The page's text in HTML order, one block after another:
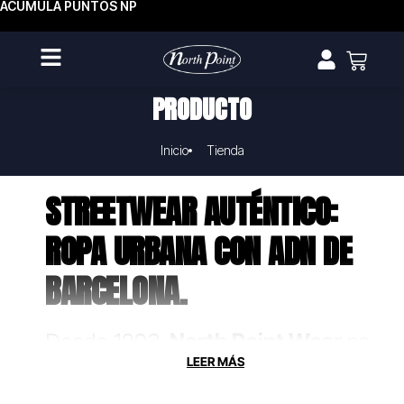
ACUMULA PUNTOS NP
PRODUCTO
Inicio Tienda
STREETWEAR AUTÉNTICO:
ROPA URBANA CON ADN DE
BARCELONA.
solo fabrica ropa, crea uniformes